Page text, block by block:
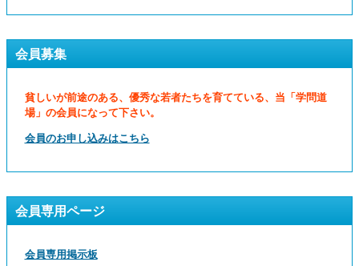
会員募集
貧しいが前途のある、優秀な若者たちを育てている、当「学問道
場」の会員になって下さい。
会員のお申し込みはこちら
会員専用ページ
会員専用掲示板